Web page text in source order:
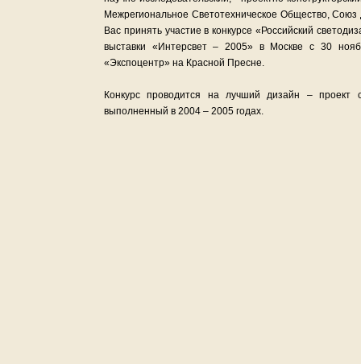
Межрегиональное Светотехническое Общество,
Вас принять участие в конкурсе «Российский
выставки «Интерсвет – 2005» в Москве с 30
«Экспоцентр» на Красной Пресне.
Конкурс проводится на лучший дизайн – проект
выполненный в 2004 – 2005 годах.